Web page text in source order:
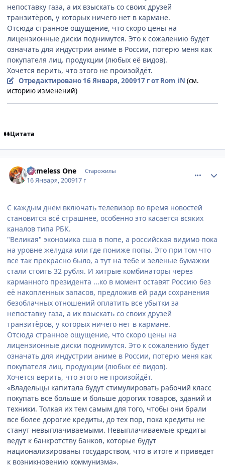
непоставку газа, а их взыскать со своих друзей
транзитёров, у которых ничего нет в кармане.
Отсюда странное ощущение, что скоро цены на
лицензионные диски поднимутся. Это к сожалению будет
означать для индустрии аниме в России, потерю меня как
покупателя лиц. продукции (любых её видов).
Хочется верить, что этого не произойдёт.
Отредактировано 16 Января, 200917 гот Rom_iN (см.
историю изменений)
Цитата
Nameless One Старожилы
16 Января, 200917 г
С каждым днём включать телевизор во время новостей
становится всё страшнее, особенно это касается всяких
каналов типа РБК.
"Великая" экономика сша в попе, а российская видимо пока
на уровне желудка или где пониже попы. Это при том что
всё так прекрасно было, а тут на тебе и зелёные бумажки
стали стоить 32 рубля. И хитрые комбинаторы через
карманного президента ...ко в момент оставят Россию без
её накопленных запасов, предложив ей ради сохранения
безоблачных отношений оплатить все убытки за
непоставку газа, а их взыскать со своих друзей
транзитёров, у которых ничего нет в кармане.
Отсюда странное ощущение, что скоро цены на
лицензионные диски поднимутся. Это к сожалению будет
означать для индустрии аниме в России, потерю меня как
покупателя лиц. продукции (любых её видов).
Хочется верить, что этого не произойдёт.
«Владельцы капитала будут стимулировать рабочий класс
покупать все больше и больше дорогих товаров, зданий и
техники. Толкая их тем самым для того, чтобы они брали
все более дорогие кредиты, до тех пор, пока кредиты не
станут невыплачиваемыми. Невыплачиваемые кредиты
ведут к банкротству банков, которые будут
национализированы государством, что в итоге и приведет
к возникновению коммунизма».